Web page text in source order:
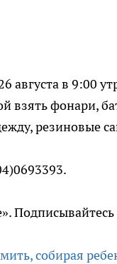
августа в 9:00
взять фонари,
резиновые
Подписывайтесь
собирая